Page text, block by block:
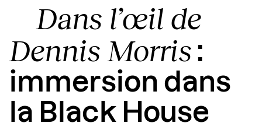
Dans l’œil de
Dennis Morris :
immersion dans
la Black House